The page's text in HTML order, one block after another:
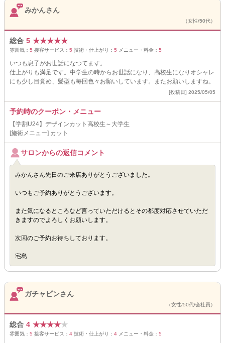
みかんさん
（女性/50代）
総合 5 ★★★★★
雰囲気： 5 接客サービス： 5 技術・仕上がり： 5 メニュー・料金： 5
いつも息子がお世話になつてます。
仕上がりも満足です。中学生の時からお世話になり、高校生になりオシャレ
にも少し目覚め、髪型も毎回色々お願いしています。またお願いしますね。
[投稿日] 2025/05/05
予約時のクーポン・メニュー
【学割U24】デザインカット高校生～大学生
[施術メニュー] カット
サロンからの返信コメント
みかんさん先日のご来店ありがとうございました。
いつもご予約ありがとうございます。
また気になるところなど言っていただけるとその都度対応させていただ
きますのでよろしくお願いします。
次回のご予約お待ちしております。
宅島
ガチャピンさん
（女性/50代/会社員）
総合 4 ★★★★★
雰囲気： 5 接客サービス： 4 技術・仕上がり： 4 メニュー・料金： 5